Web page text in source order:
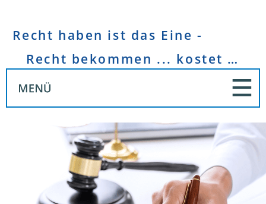
Recht haben ist das Eine -
Recht bekommen ... kostet Geld!